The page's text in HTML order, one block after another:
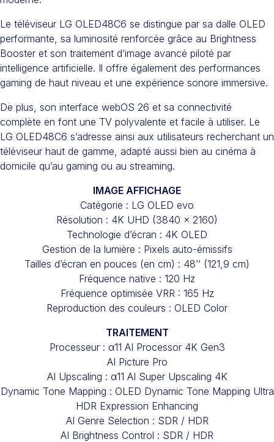
Le téléviseur LG OLED48C6 se distingue par sa dalle OLED
performante, sa luminosité renforcée grâce au Brightness
Booster et son traitement d’image avancé piloté par
intelligence artificielle. Il offre également des performances
gaming de haut niveau et une expérience sonore immersive.
De plus, son interface webOS 26 et sa connectivité
complète en font une TV polyvalente et facile à utiliser. Le
LG OLED48C6 s’adresse ainsi aux utilisateurs recherchant un
téléviseur haut de gamme, adapté aussi bien au cinéma à
domicile qu’au gaming ou au streaming.
IMAGE AFFICHAGE
Catégorie : LG OLED evo
Résolution : 4K UHD (3840 x 2160)
Technologie d’écran : 4K OLED
Gestion de la lumière : Pixels auto-émissifs
Tailles d’écran en pouces (en cm) : 48’’ (121,9 cm)
Fréquence native : 120 Hz
Fréquence optimisée VRR : 165 Hz
Reproduction des couleurs : OLED Color
TRAITEMENT
Processeur : α11 AI Processor 4K Gen3
AI Picture Pro
AI Upscaling : α11 AI Super Upscaling 4K
Dynamic Tone Mapping : OLED Dynamic Tone Mapping Ultra
HDR Expression Enhancing
AI Genre Selection : SDR / HDR
AI Brightness Control : SDR / HDR